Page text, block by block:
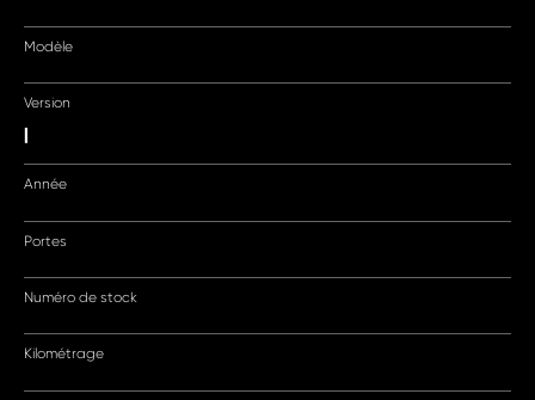
Modèle
Version
|
Année
Portes
Numéro de stock
Kilométrage